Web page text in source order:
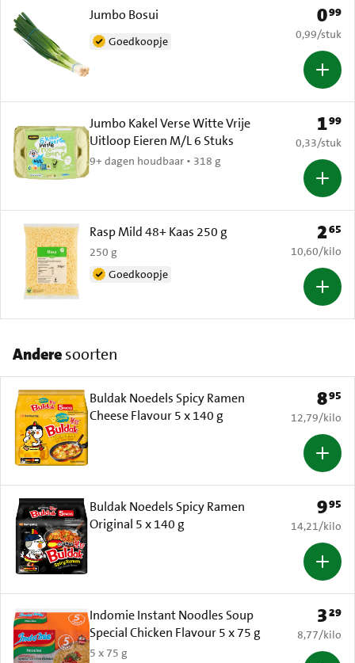
Jumbo Bosui
Goedkoopje
Prijs:
099
€ 0,99 per
0,99/stuk
Jumbo Kakel Verse Witte Vrije
Uitloop Eieren M/L 6 Stuks
9+ dagen houdbaar • 318 g
Prijs:
199
€ 0,33 per
0,33/stuk
Rasp Mild 48+ Kaas 250 g
250 g
Goedkoopje
Prijs:
265
€ 10,60 per
10,60/kilo
Anderesoorten
Buldak Noedels Spicy Ramen
Cheese Flavour 5 x 140 g
Prijs:
895
€ 12,79 per
12,79/kilo
Buldak Noedels Spicy Ramen
Original 5 x 140 g
Prijs:
995
€ 14,21 per
14,21/kilo
Indomie Instant Noodles Soup
Special Chicken Flavour 5 x 75 g
5 x 75 g
Prijs:
329
€ 8,77 per
8,77/kilo